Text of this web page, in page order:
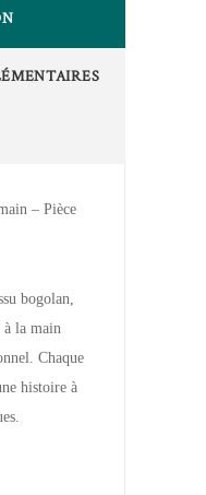
– Pièce
bogolan,
à la main
Chaque
histoire à